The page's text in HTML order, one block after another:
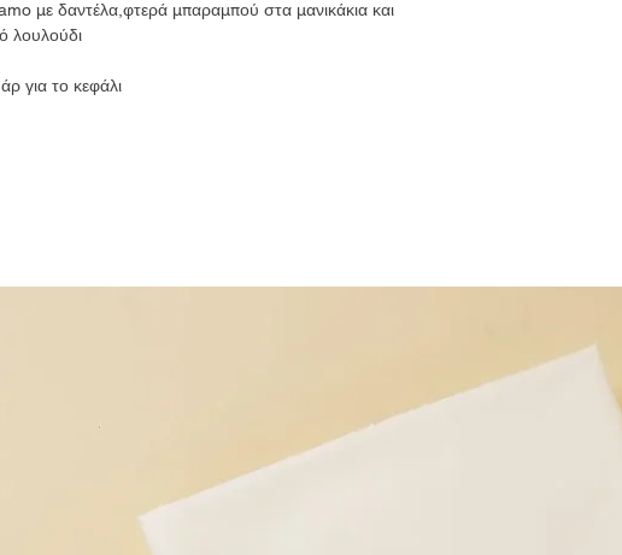
με δαντέλα,φτερά μπαραμπού στα μανικάκια και
λουλούδι
για το κεφάλι